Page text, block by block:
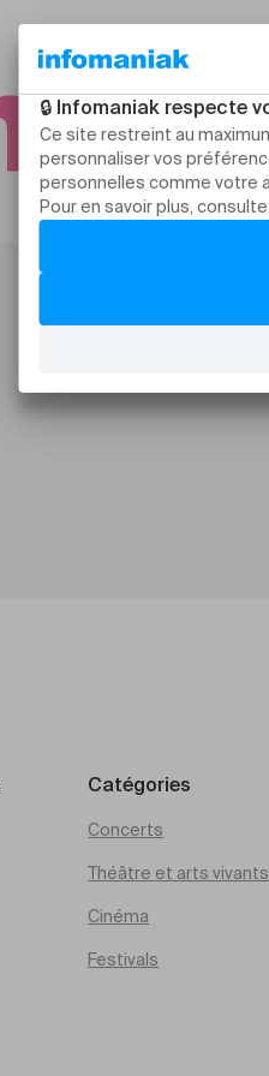
Catégories
Concerts
Théâtre et arts vivants
Cinéma
Festivals